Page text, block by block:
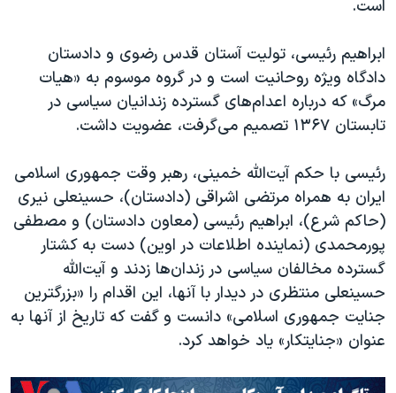
است.
ابراهیم رئیسی، تولیت آستان قدس رضوی و دادستان
دادگاه ویژه روحانیت است و در گروه موسوم به «هیات
مرگ» که درباره اعدام‌های گسترده زندانیان سیاسی در
تابستان ۱۳۶۷ تصمیم می‌گرفت، عضویت داشت.
رئیسی با حکم آیت‌الله خمینی، رهبر وقت جمهوری اسلامی
ایران به همراه مرتضی اشراقی (دادستان)، حسینعلی نیری
(حاکم شرع)، ابراهیم رئیسی (معاون دادستان) و مصطفی
پورمحمدی (نماینده اطلاعات در اوین) دست به کشتار
گسترده مخالفان سیاسی در زندان‌ها زدند و آیت‌الله
حسینعلی منتظری در دیدار با آنها، این اقدام را «بزرگترین
جنایت جمهوری اسلامی» دانست و گفت که تاریخ از آنها به
عنوان «جنایتکار» یاد خواهد کرد.